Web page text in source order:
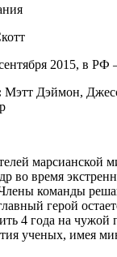
2015, в РФ
Мэтт Дэймон,
марсианской
во время
команды
герой
4 года на чужой
ученых, имея